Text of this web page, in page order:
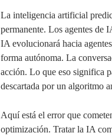
La inteligencia artificial
permanente. Los agentes de
IA evolucionará hacia
forma autónoma. La
acción. Lo que eso significa
descartada por un algoritmo
Aquí está el error que
optimización. Tratar la IA